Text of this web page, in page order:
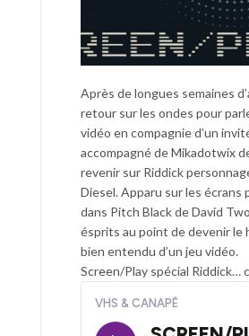
Après de longues semaines
retour sur les ondes pour
vidéo en compagnie d’un
accompagné deMikadotwix
revenir sur Riddick
Diesel. Apparu sur les écrans
dans Pitch BlackdeDavid
ésprits au point de devenir le
bien entendu d’un jeu vidéo.
Screen/Play spécial Riddick…